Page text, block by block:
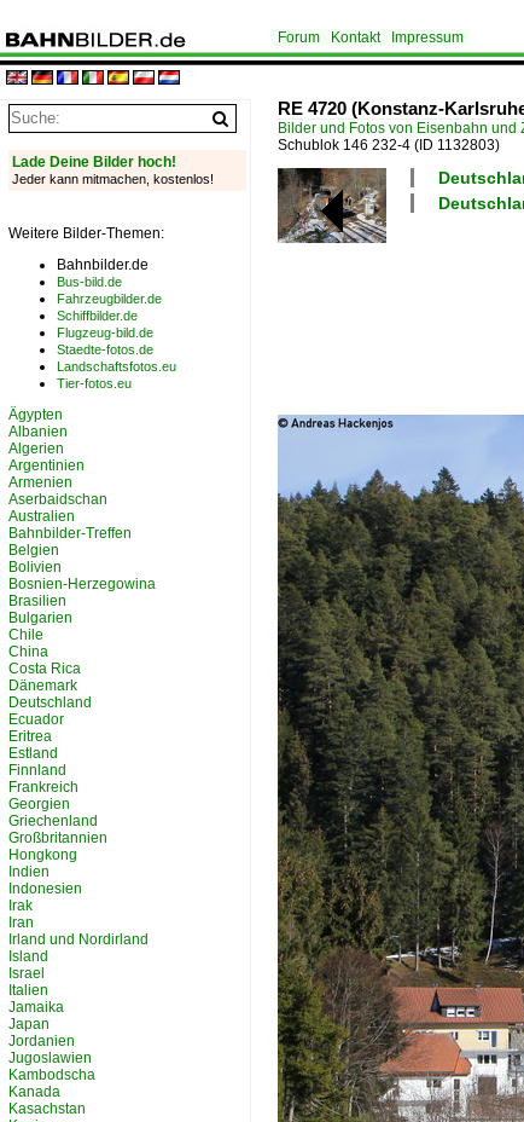
Forum Kontakt Impressum
RE 4720 (Konstanz-
Bilder und Fotos von Eisenbahn und
Schublok 146 232-4 (ID 1132803)
Lade Deine Bilder hoch!
Jeder kann mitmachen, kostenlos!
Weitere Bilder-Themen:
Bahnbilder.de
Bus-bild.de
Fahrzeugbilder.de
Schiffbilder.de
Flugzeug-bild.de
Staedte-fotos.de
Landschaftsfotos.eu
Tier-fotos.eu
Ägypten
Albanien
Algerien
Argentinien
Armenien
Aserbaidschan
Australien
Bahnbilder-Treffen
Belgien
Bolivien
Bosnien-Herzegowina
Brasilien
Bulgarien
Chile
China
Costa Rica
Dänemark
Deutschland
Ecuador
Eritrea
Estland
Finnland
Frankreich
Georgien
Griechenland
Großbritannien
Hongkong
Indien
Indonesien
Irak
Iran
Irland und Nordirland
Island
Israel
Italien
Jamaika
Japan
Jordanien
Jugoslawien
Kambodscha
Kanada
Kasachstan